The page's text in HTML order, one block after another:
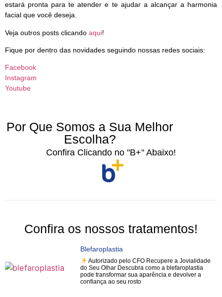
estará pronta para te atender e te ajudar a alcançar a harmonia
facial que você deseja.
Veja outros posts clicando aqui!
Fique por dentro das novidades seguindo nossas redes sociais:
Facebook
Instagram
Youtube
Por Que Somos a Sua Melhor
Escolha?
Confira Clicando no "B+" Abaixo!
Confira os nossos tratamentos!
Blefaroplastia
Autorizado pelo CFO Recupere a Jovialidade
do Seu Olhar Descubra como a blefaroplastia
pode transformar sua aparência e devolver a
confiança ao seu rosto